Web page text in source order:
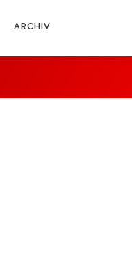
ARCHIV